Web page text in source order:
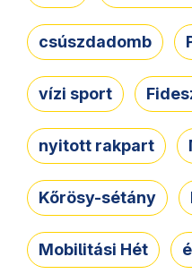
csúszdadomb
vízi sport
nyitott rakpart
Kőrösy-sétány
Mobilitási Hét